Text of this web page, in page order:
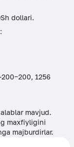
dollari.
1256
mavjud.
maxfiyligini
majburdirlar.